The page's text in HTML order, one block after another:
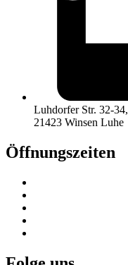
Luhdorfer Str. 32-34,
21423 Winsen Luhe
Öffnungszeiten